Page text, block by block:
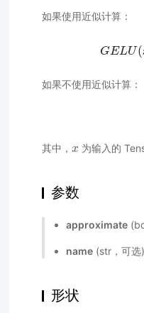
如果使用近似计算：
GELU(
如果不使用近似计算：
其中， x
x 为输入的
参数
approximate
name (str，可
形状